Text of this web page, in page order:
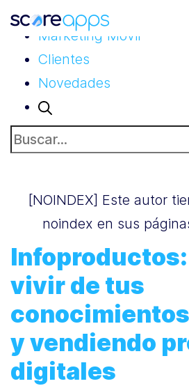
Todo
Marketing Móvil
Clientes
Novedades
Buscar:
[NOINDEX] Este autor
noindex en sus
vivir de tus
y vendiendo
digitales